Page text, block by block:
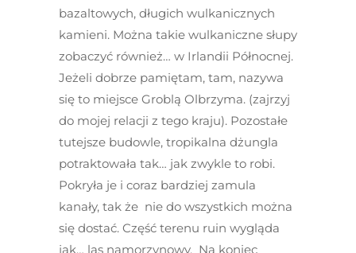
bazaltowych, długich wulkanicznych
kamieni. Można takie wulkaniczne słupy
zobaczyć również… w Irlandii Północnej.
Jeżeli dobrze pamiętam, tam, nazywa
się to miejsce Groblą Olbrzyma. (zajrzyj
do mojej relacji z tego kraju). Pozostałe
tutejsze budowle, tropikalna dżungla
potraktowała tak… jak zwykle to robi.
Pokryła je i coraz bardziej zamula
kanały, tak że nie do wszystkich można
się dostać. Część terenu ruin wygląda
jak… las namorzynowy. Na koniec